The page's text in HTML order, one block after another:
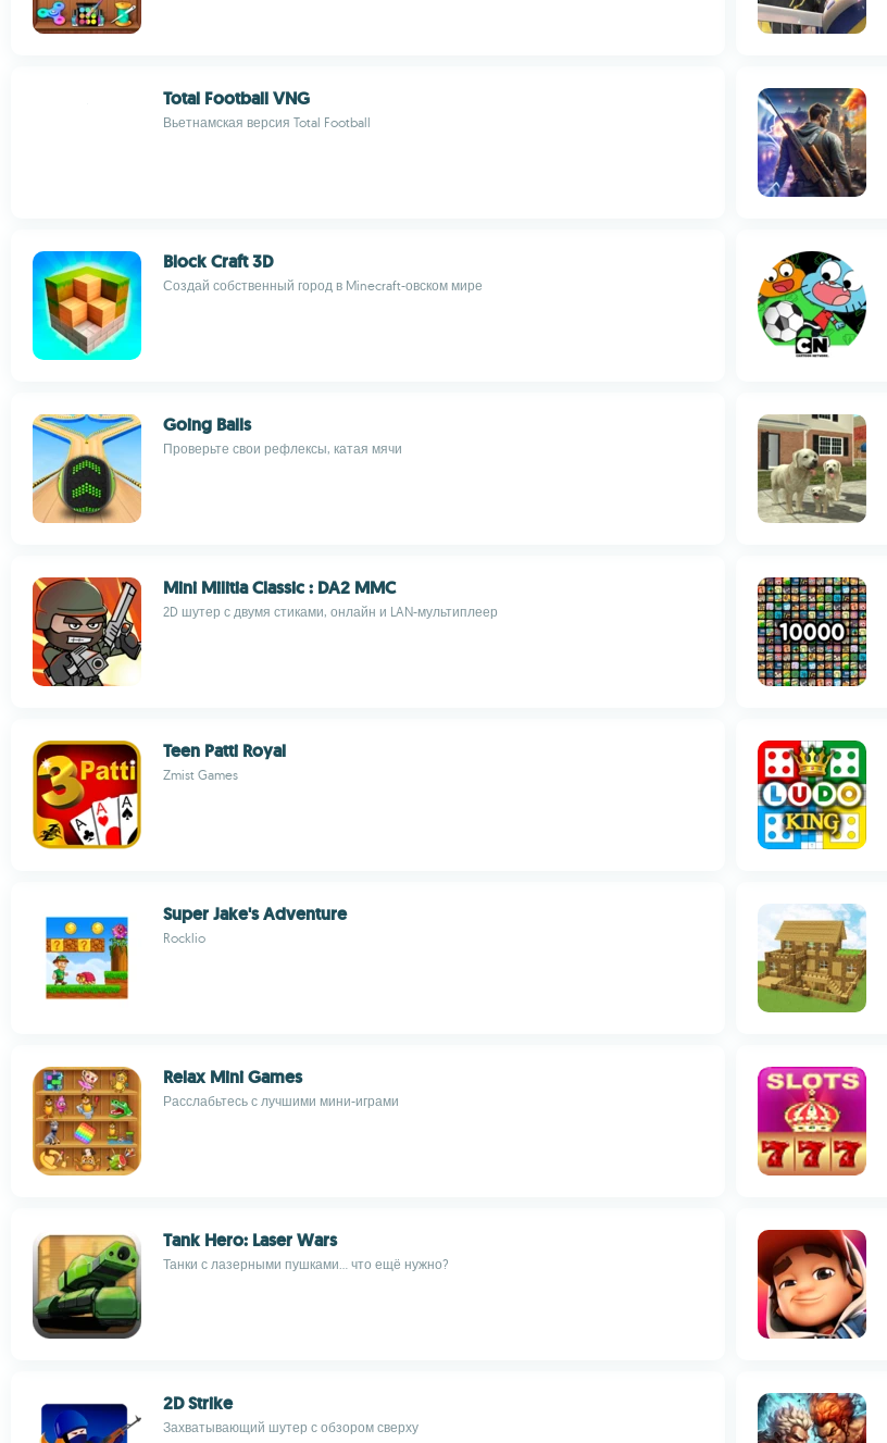
Total Football VNG
Вьетнамская версия Total Football
Block Craft 3D
Создай собственный город в Minecraft-овском мире
Going Balls
Проверьте свои рефлексы, катая мячи
Mini Militia Classic : DA2 MMC
2D шутер с двумя стиками, онлайн и LAN-мультиплеер
Teen Patti Royal
Zmist Games
Super Jake's Adventure
Rocklio
Relax Mini Games
Расслабьтесь с лучшими мини-играми
Tank Hero: Laser Wars
Танки с лазерными пушками... что ещё нужно?
2D Strike
Захватывающий шутер с обзором сверху